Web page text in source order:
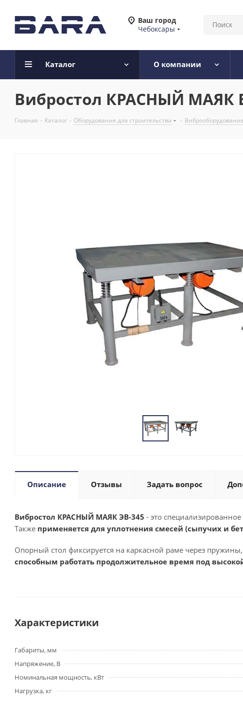
Ваш город
Чебоксары
Каталог О компании
Вибростол КРАСНЫЙ МАЯК
Главная - Каталог - Оборудование для строительства -
Описание Отзывы Задать вопрос
Вибростол КРАСНЫЙ МАЯК ЭВ-345 - это
Также применяется для уплотнения смесей (сыпучих и
Опорный стол фиксируется на каркасной раме через
способным работать продолжительное время под
Характеристики
Габариты, мм
Напряжение, В
Номинальная мощность, кВт
Нагрузка, кг